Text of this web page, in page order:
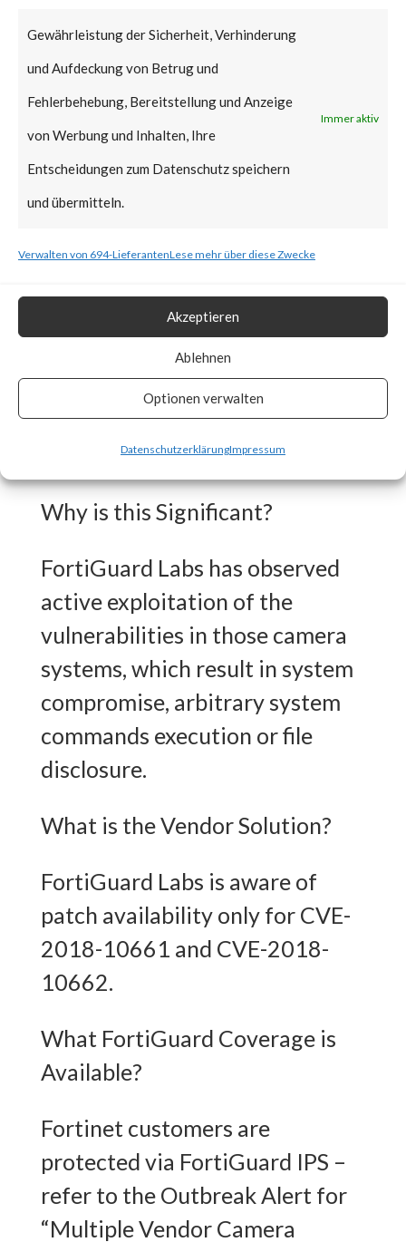
Gewährleistung der Sicherheit, Verhinderung
und Aufdeckung von Betrug und
Fehlerbehebung, Bereitstellung und Anzeige
von Werbung und Inhalten, Ihre
Entscheidungen zum Datenschutz speichern
und übermitteln.
Immer aktiv
Verwalten von 694-LieferantenLese mehr über diese Zwecke
Akzeptieren
Ablehnen
Optionen verwalten
DatenschutzerklärungImpressum
requests. A remote attacker
execute arbitrary code within
the context of the application,
via a crafted HTTP request. CVE
number has not been assigned
to this vulnerability.
Why is this Significant?
FortiGuard Labs has observed
active exploitation of the
vulnerabilities in those camera
systems, which result in system
compromise, arbitrary system
commands execution or file
disclosure.
What is the Vendor Solution?
FortiGuard Labs is aware of
patch availability only for CVE-
2018-10661 and CVE-2018-
10662.
What FortiGuard Coverage is
Available?
Fortinet customers are
protected via FortiGuard IPS –
refer to the Outbreak Alert for
“Multiple Vendor Camera